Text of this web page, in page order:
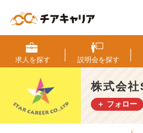
き
つ
け
の
お
店
求人を探す 説明会を探す
株式会
＋ フォロー